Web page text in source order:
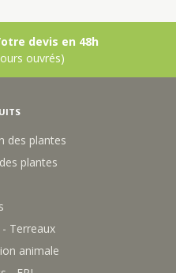
devis en 48h
ouvrés)
des plantes
plantes
Terreaux
animale